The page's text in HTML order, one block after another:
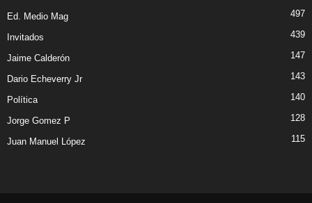
Ed. Medio Mag 497
Invitados 439
Jaime Calderón 147
Dario Echeverry Jr 143
Política 140
Jorge Gomez P 128
Juan Manuel López 115